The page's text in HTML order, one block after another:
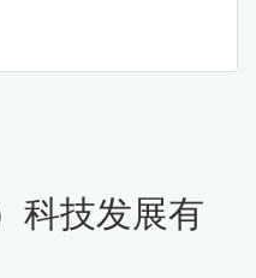
科技发展有